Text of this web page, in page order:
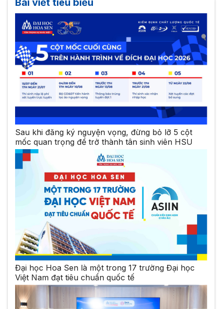
Bài viết tiêu biểu
Sau khi đăng ký nguyện vọng, đừng bỏ lỡ 5 cột
mốc quan trọng để trở thành tân sinh viên HSU
Đại học Hoa Sen là một trong 17 trường Đại học
Việt Nam đạt tiêu chuẩn quốc tế